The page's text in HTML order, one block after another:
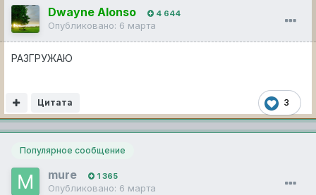
Dwayne Alonso 4 644
Опубликовано: 6 марта
РАЗГРУЖАЮ
3
Цитата
Популярное сообщение
mure 1 365
Опубликовано: 6 марта